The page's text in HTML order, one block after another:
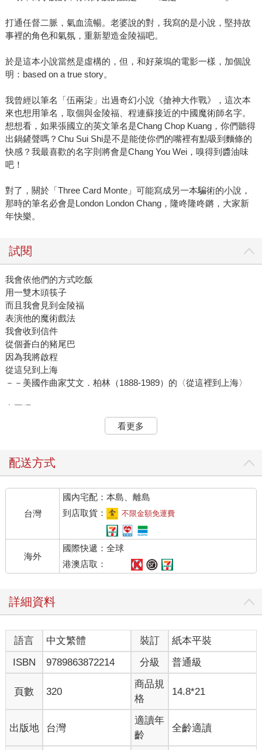
打通任督二脈，氣血流暢。老婆說的對，我寫的是小說，堅持故
事裡的角色和氣氛，重新塑造金陵福吧。
於是這本小說當然是虛構的，但，和好萊塢的電影一樣，加個說
明：based on a true story。
我曾經以筆名「伍兩柒」出過奇幻小說《搶神大作戰》，這次本
來也想用筆名，取個與金陵福、程連蘇接近的中國魔術師名字。
想想看，如果張國立的英文筆名是Chang Chop Kuang，你們聽得
出鍋鏟聲嗎？Chu Sui Shi是不是能使你們的嘴裡有點吸到麵條的
快感？我最喜歡的名字則將會是Chang You Wei，嗅得到醬油味
吧！
對了，關於「Three Card Monte」可能寫成另一本騙術的小說，
那時的筆名必會是London London Chang，隆咚隆咚鏘，大家新
年快樂。
試閱
我會依他們的方式吃飯
用一雙木頭筷子
而且我會見到金陵福
表演他的魔術戲法
我會收到信件
從個蒼白的豬尾巴
因為我將啟程
從這兒到上海
－－美國作曲家艾文．柏林（1888-1989）的〈從這裡到上海〉
中國環 The Chinese Linking Rings
帝國劇場不到開場時間即滿座，所有人都對剛到倫敦的這個中國
一九○四年的年底，清光緒三十年，倫敦籠罩在燃煤燒出的霧霾之
中，重達一萬三千噸的鐵甲戰艦歌利亞號噴著濃濃黑煙在泰晤士
河汙濁的河水裡緩緩駛出河口，往亞洲做它可能是最後一趟的旅
程，老邁的十二吋巨砲不時扭動砲塔，彷彿伸展它依稀可見鏽斑
的腰身。
劇場前照例圍滿賣菸、賣報紙、擦鞋與提炭爐賣咖啡的小販。除
帽男人正跟另一個以玳瑁梳子整理鬍子的男人聊天，順便各要一
杯咖啡。咖啡對倫敦男人而言，重要性不亞於周報提供的娛樂消
息。不滿十歲、滿臉煤灰的男孩努力煽旺爐內的火，上面的咖啡
壺已發出噗噗聲。兩個男人談論的是周報上的最新消息，金陵福
是中國女皇的御用魔術師，幾年前奉皇命至美國表演，一鳴驚
人。金陵福令美國人耳目一新，許多手法是以前沒見過，據說他
「大缸飛水。」梳鬍子的誇張的搧動報紙。
「八十五磅重，你扛過這麼重的東西嗎？我告訴你，腰，你的腰
受不了。」戴高帽的接話。
看更多
配送方式
台灣
國內宅配：本島、離島
到店取貨：
不限金額免運費
海外
國際快遞：全球
港澳店取：
詳細資料
語言 中文繁體 裝訂
紙本平裝
ISBN
9789863872214 分級 普通級
頁數 320
商品規
格
14.8*21
出版地 台灣
適讀年
齡
全齡適讀